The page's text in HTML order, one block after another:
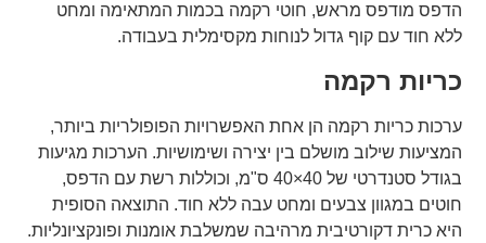
הדפס מודפס מראש, חוטי רקמה בכמות המתאימה ומחט
ללא חוד עם קוף גדול לנוחות מקסימלית בעבודה.
כריות רקמה
ערכות כריות רקמה הן אחת האפשרויות הפופולריות ביותר,
המציעות שילוב מושלם בין יצירה ושימושיות. הערכות מגיעות
בגודל סטנדרטי של 40×40 ס"מ, וכוללות רשת עם הדפס,
חוטים במגוון צבעים ומחט עבה ללא חוד. התוצאה הסופית
היא כרית דקורטיבית מרהיבה שמשלבת אומנות ופונקציונליות.